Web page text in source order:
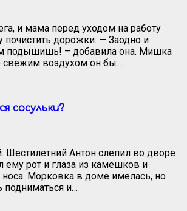
и мама перед уходом на работу
дорожки. — Заодно и
подышишь! – добавила она. Мишка
свежим воздухом он бы…
сосульки?
Антон слепил во дворе
ему рот и глаза из камешков и
носа. Морковка в доме имелась, но
подниматься и…